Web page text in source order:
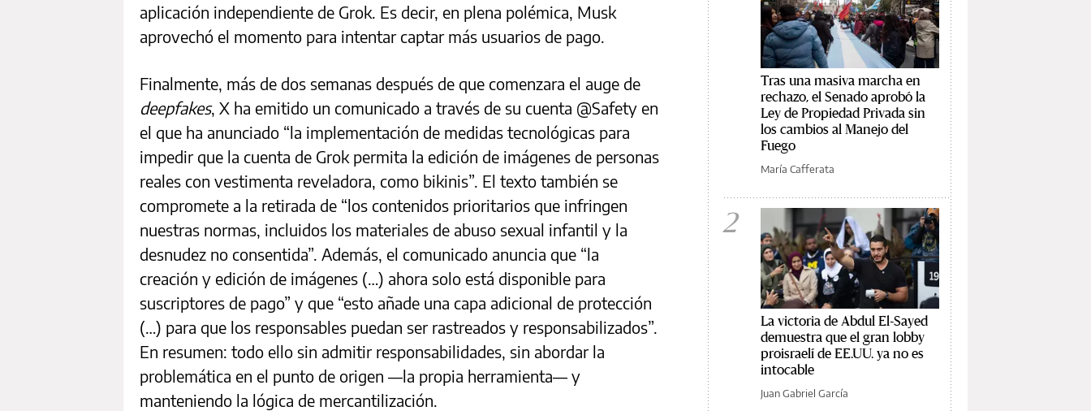
aplicación independiente de Grok. Es decir, en plena polémica, Musk
aprovechó el momento para intentar captar más usuarios de pago.
Finalmente, más de dos semanas después de que comenzara el auge de
deepfakes, X ha emitido un comunicado a través de su cuenta @Safety en
el que ha anunciado “la implementación de medidas tecnológicas para
impedir que la cuenta de Grok permita la edición de imágenes de personas
reales con vestimenta reveladora, como bikinis”. El texto también se
compromete a la retirada de “los contenidos prioritarios que infringen
nuestras normas, incluidos los materiales de abuso sexual infantil y la
desnudez no consentida”. Además, el comunicado anuncia que “la
creación y edición de imágenes (…) ahora solo está disponible para
suscriptores de pago” y que “esto añade una capa adicional de protección
(…) para que los responsables puedan ser rastreados y responsabilizados”.
En resumen: todo ello sin admitir responsabilidades, sin abordar la
problemática en el punto de origen —la propia herramienta— y
manteniendo la lógica de mercantilización.
Tras una masiva marcha en
rechazo, el Senado aprobó la
Ley de Propiedad Privada sin
los cambios al Manejo del
Fuego
María Cafferata
2
La victoria de Abdul El-Sayed
demuestra que el gran lobby
proisraelí de EE.UU. ya no es
intocable
Juan Gabriel García